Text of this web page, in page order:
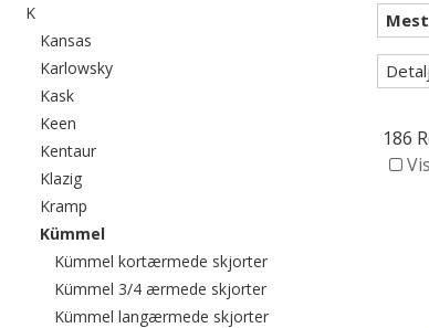
KFiltrér efter category: K
Kansas
KarlowskyFiltrér efter category: Karlowsky
KaskFiltrér efter category: Kask
Keen
KentaurFiltrér efter category: Kentaur
KlazigFiltrér efter category: Klazig
Kramp
Kümmelvalgte I øjeblikket sorteret efter category:
Kümmel kortærmede skjorterFiltrér efter category:
Kümmel 3/4 ærmede skjorterFiltrér efter category:
Kümmel langærmede skjorterFiltrér efter category:
186